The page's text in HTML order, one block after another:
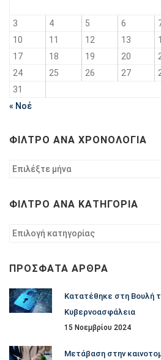
3
4 5 6
10
11 12 13
17
18 19 20
24
25 26 27
31
« Νοέ
ΦΊΛΤΡΟ ΑΝΆ ΧΡΟΝΟΛΟΓΊΑ
Φίλτρο
ΦΊΛΤΡΟ ΑΝΆ ΚΑΤΗΓΟΡΊΑ
Φίλτρο
ΠΡΌΣΦΑΤΑ ΆΡΘΡΑ
Κατατέθηκε στη Βουλή
Κυβερνοασφάλεια
15 Νοεμβρίου 2024
Μετάβαση στην